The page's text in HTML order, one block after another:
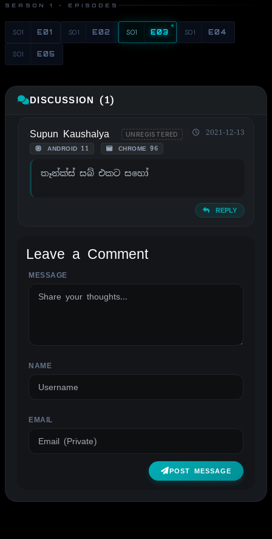
SEASON 1 · EPISODES
S01 E01 S01 E02 S01 E03 S01 E04
S01 E05
DISCUSSION (1)
Supun Kaushalya UNREGISTERED
ANDROID 11 CHROME 96
2021-12-13
තෑන්ක්ස් සබ් එකට සහෝ
REPLY
Leave a Comment
MESSAGE
NAME
EMAIL
POST MESSAGE
ALTERNATIVE: